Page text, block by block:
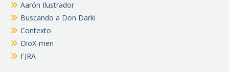
Aarón Ilustrador
Buscando a Don Darki
Contexto
DioX-men
FJRA